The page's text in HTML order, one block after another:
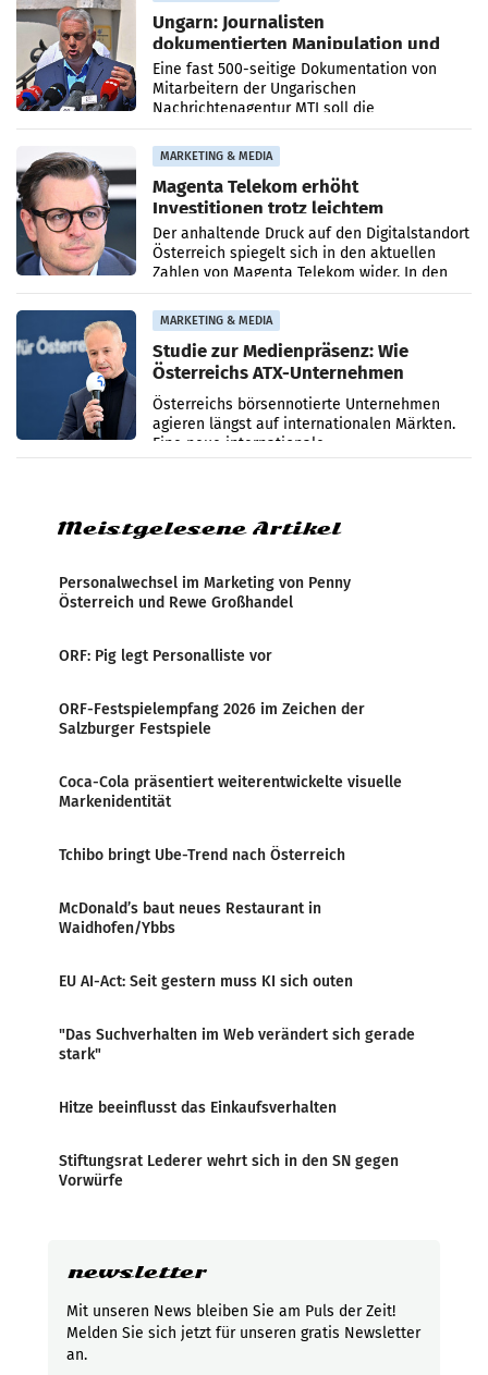
Ungarn: Journalisten
dokumentierten Manipulation und
Zensur
Eine fast 500-seitige Dokumentation von
Mitarbeitern der Ungarischen
Nachrichtenagentur MTI soll die
systematische Nachrichten-Manipulation und
Zensur bei der Agentur während der Zeit
MARKETING & MEDIA
Magenta Telekom erhöht
Investitionen trotz leichtem
Umsatzrückgang
Der anhaltende Druck auf den Digitalstandort
Österreich spiegelt sich in den aktuellen
Zahlen von Magenta Telekom wider. In den
ersten sechs Monaten des laufenden Jahres
verzeichnete
MARKETING & MEDIA
Studie zur Medienpräsenz: Wie
Österreichs ATX-Unternehmen
international wahrgenommen
werden
Österreichs börsennotierte Unternehmen
agieren längst auf internationalen Märkten.
Eine neue internationale
Medienresonanzanalyse untersucht die
Meistgelesene Artikel
Personalwechsel im Marketing von Penny
Österreich und Rewe Großhandel
ORF: Pig legt Personalliste vor
ORF-Festspielempfang 2026 im Zeichen der
Salzburger Festspiele
Coca-Cola präsentiert weiterentwickelte visuelle
Markenidentität
Tchibo bringt Ube-Trend nach Österreich
McDonald’s baut neues Restaurant in
Waidhofen/Ybbs
EU AI-Act: Seit gestern muss KI sich outen
"Das Suchverhalten im Web verändert sich gerade
stark"
Hitze beeinflusst das Einkaufsverhalten
Stiftungsrat Lederer wehrt sich in den SN gegen
Vorwürfe
newsletter
Mit unseren News bleiben Sie am Puls der Zeit!
Melden Sie sich jetzt für unseren gratis Newsletter
an.